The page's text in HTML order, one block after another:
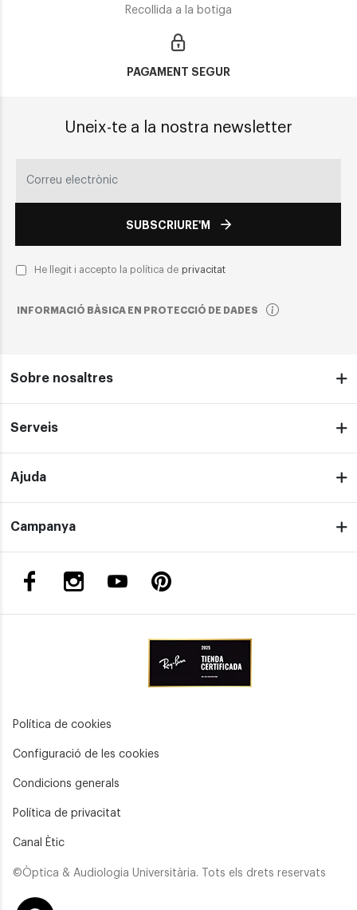
Recollida a la botiga
PAGAMENT SEGUR
Uneix-te a la nostra newsletter
SUBSCRIURE'M
He llegit i accepto la política de privacitat
INFORMACIÓ BÀSICA EN PROTECCIÓ DE DADES
Sobre nosaltres
Serveis
Ajuda
Campanya
Política de cookies
Configuració de les cookies
Condicions generals
Política de privacitat
Canal Ètic
©Òptica & Audiologia Universitària. Tots els drets reservats